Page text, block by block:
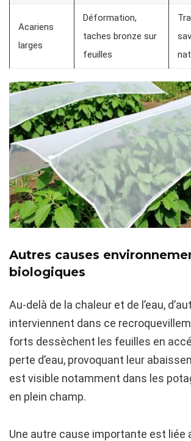
Acariens
larges
Déformation,
taches bronze sur
feuilles
Autres causes
biologiques
Au-delà de la chaleur et de l’eau,
interviennent dans ce
forts dessèchent les feuilles en
perte d’eau, provoquant leur
est visible notamment dans les
en plein champ.
Une autre cause importante est liée